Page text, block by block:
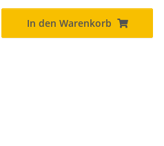
In den Warenkorb